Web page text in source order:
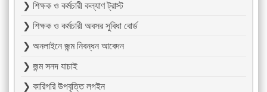
❯ শিক্ষক ও কর্মচারী কল্যাণ ট্রাস্ট
❯ শিক্ষক ও কর্মচারী অবসর সুবিধা বোর্ড
❯ অনলাইনে জন্ম নিবন্ধন আবেদন
❯ জন্ম সনদ যাচাই
❯ কারিগরি উপবৃত্তি লগইন